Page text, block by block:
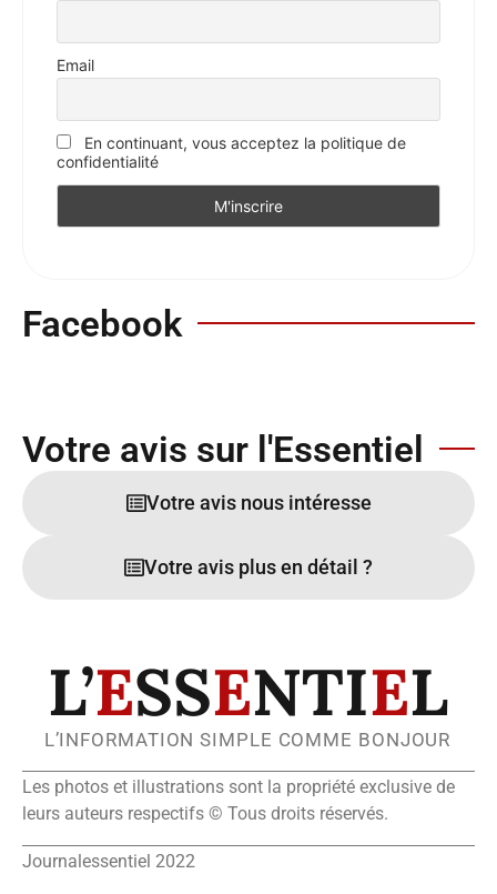
Email
En continuant, vous acceptez la politique de
confidentialité
Facebook
Votre avis sur l'Essentiel
Votre avis nous intéresse
Votre avis plus en détail ?
L’ESSENTIEL
L’INFORMATION SIMPLE COMME BONJOUR
Les photos et illustrations sont la propriété exclusive de
leurs auteurs respectifs © Tous droits réservés.
Journalessentiel 2022